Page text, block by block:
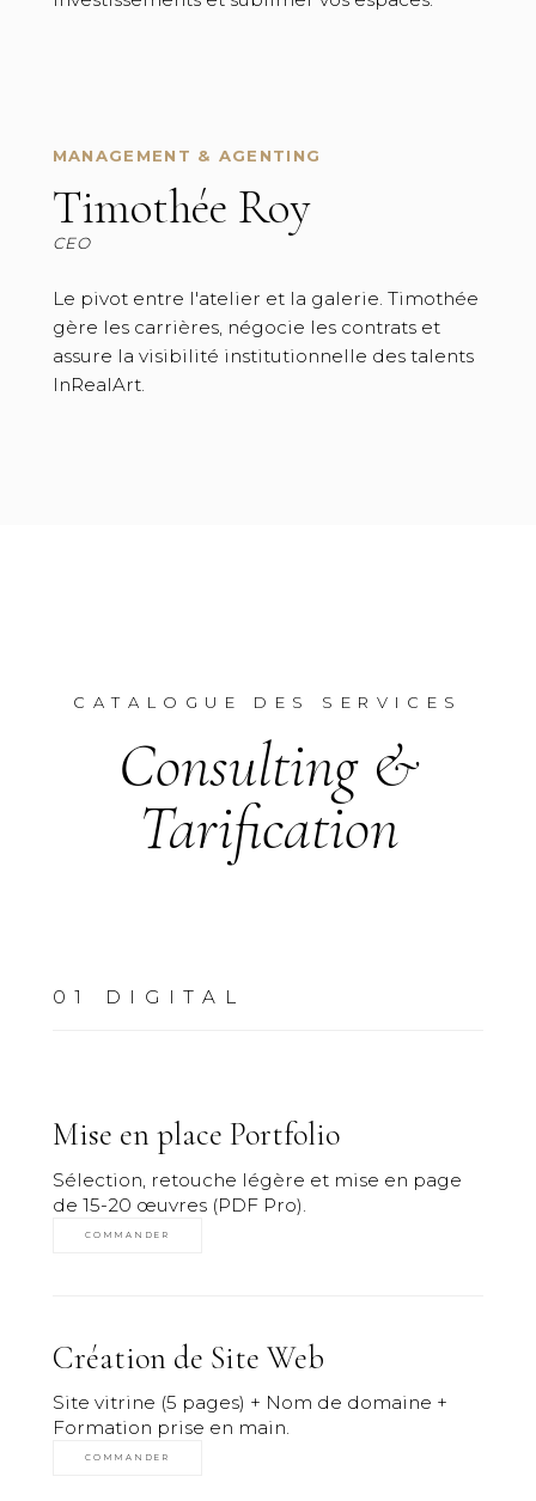
MANAGEMENT & AGENTING
Timothée Roy
CEO
Le pivot entre l'atelier et la galerie. Timothée
gère les carrières, négocie les contrats et
assure la visibilité institutionnelle des talents
InRealArt.
CATALOGUE DES SERVICES
Consulting &
Tarification
01 DIGITAL
Mise en place Portfolio
Sélection, retouche légère et mise en page
de 15-20 œuvres (PDF Pro).
COMMANDER
Création de Site Web
Site vitrine (5 pages) + Nom de domaine +
Formation prise en main.
COMMANDER